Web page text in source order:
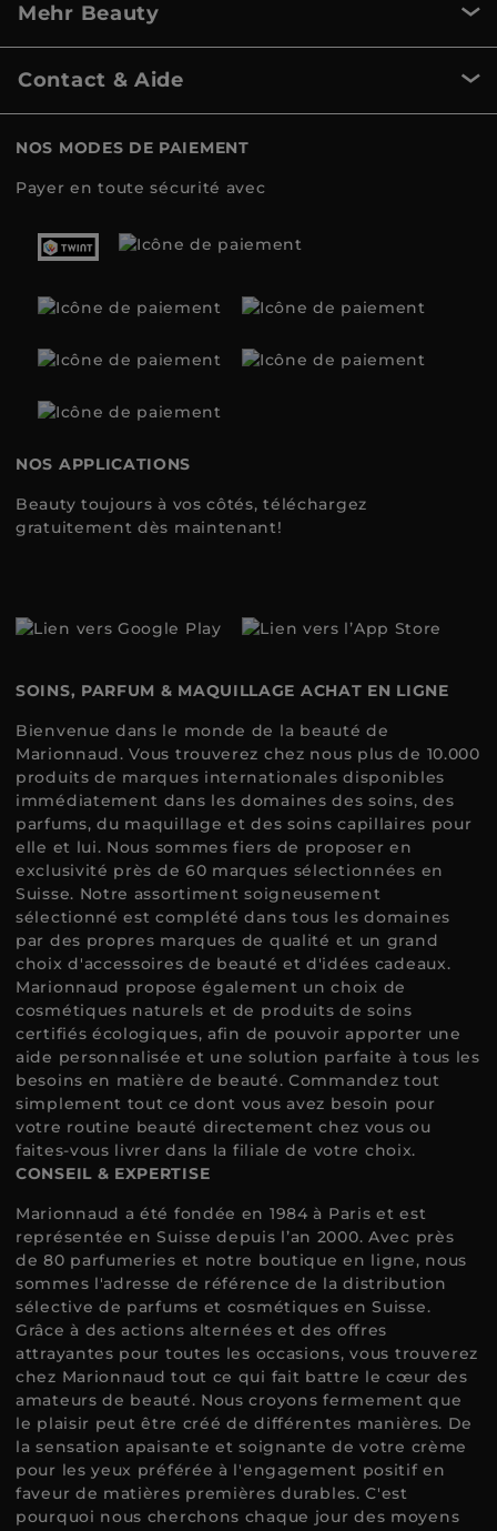
Mehr Beauty
Contact & Aide
NOS MODES DE PAIEMENT
Payer en toute sécurité avec
NOS APPLICATIONS
Beauty toujours à vos côtés, téléchargez
gratuitement dès maintenant!
SOINS, PARFUM & MAQUILLAGE ACHAT EN LIGNE
Bienvenue dans le monde de la beauté de
Marionnaud. Vous trouverez chez nous plus de 10.000
produits de marques internationales disponibles
immédiatement dans les domaines des soins, des
parfums, du maquillage et des soins capillaires pour
elle et lui. Nous sommes fiers de proposer en
exclusivité près de 60 marques sélectionnées en
Suisse. Notre assortiment soigneusement
sélectionné est complété dans tous les domaines
par des propres marques de qualité et un grand
choix d'accessoires de beauté et d'idées cadeaux.
Marionnaud propose également un choix de
cosmétiques naturels et de produits de soins
certifiés écologiques, afin de pouvoir apporter une
aide personnalisée et une solution parfaite à tous les
besoins en matière de beauté. Commandez tout
simplement tout ce dont vous avez besoin pour
votre routine beauté directement chez vous ou
faites-vous livrer dans la filiale de votre choix.
CONSEIL & EXPERTISE
Marionnaud a été fondée en 1984 à Paris et est
représentée en Suisse depuis l’an 2000. Avec près
de 80 parfumeries et notre boutique en ligne, nous
sommes l'adresse de référence de la distribution
sélective de parfums et cosmétiques en Suisse.
Grâce à des actions alternées et des offres
attrayantes pour toutes les occasions, vous trouverez
chez Marionnaud tout ce qui fait battre le cœur des
amateurs de beauté. Nous croyons fermement que
le plaisir peut être créé de différentes manières. De
la sensation apaisante et soignante de votre crème
pour les yeux préférée à l'engagement positif en
faveur de matières premières durables. C'est
pourquoi nous cherchons chaque jour des moyens